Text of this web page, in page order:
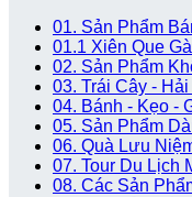
01. Sản Phẩm
01.1 Xiên Que
02. Sản Phẩm
03. Trái Cây - Hải
04. Bánh - Kẹo -
05. Sản Phẩm
06. Quà Lưu
07. Tour Du Lịch
08. Các Sản